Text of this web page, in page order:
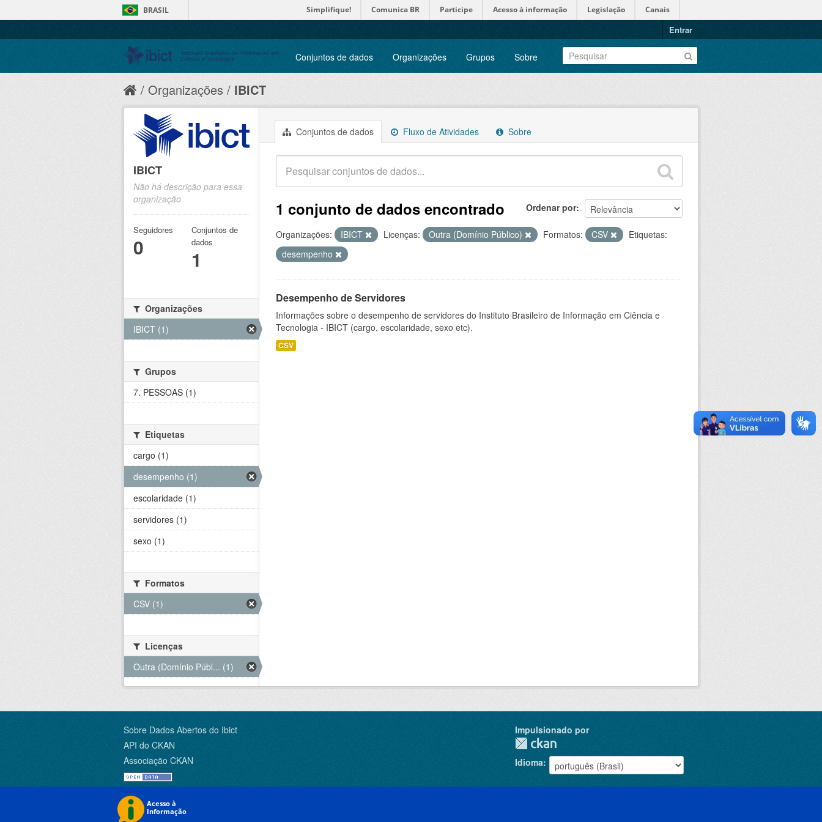
BRASIL Simplifique! Comunica BR Participe Acesso à informação Legislação Canais
Entrar
Conjuntos de dados Organizações Grupos Sobre
Organizações IBICT
Conjuntos de dados Fluxo de Atividades Sobre
Ordenar por
1 conjunto de dados encontrado
Organizações: IBICT Licenças: Outra (Domínio Público) Formatos: CSV
Etiquetas:
desempenho
Desempenho de Servidores
Informações sobre o desempenho de servidores do Instituto Brasileiro de Informação em Ciência e
Tecnologia - IBICT (cargo, escolaridade, sexo etc).
CSV
IBICT
Não há descrição para essa
organização
Seguidores
0
Conjuntos de
dados
1
Organizações
IBICT (1)
Grupos
7. PESSOAS (1)
Etiquetas
cargo (1)
desempenho (1)
escolaridade (1)
servidores (1)
sexo (1)
Formatos
CSV (1)
Licenças
Outra (Domínio Públ... (1)
Sobre Dados Abertos do Ibict
API do CKAN
Associação CKAN
Impulsionado por
Idioma